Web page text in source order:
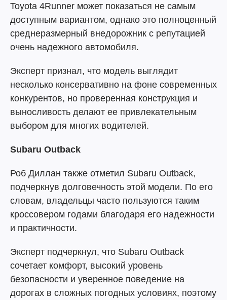
Toyota 4Runner может показаться не самым
доступным вариантом, однако это полноценный
среднеразмерный внедорожник с репутацией
очень надежного автомобиля.
Эксперт признал, что модель выглядит
несколько консервативно на фоне современных
конкурентов, но проверенная конструкция и
выносливость делают ее привлекательным
выбором для многих водителей.
Subaru Outback
Роб Диллан также отметил Subaru Outback,
подчеркнув долговечность этой модели. По его
словам, владельцы часто пользуются таким
кроссовером годами благодаря его надежности
и практичности.
Эксперт подчеркнул, что Subaru Outback
сочетает комфорт, высокий уровень
безопасности и уверенное поведение на
дорогах в сложных погодных условиях, поэтому